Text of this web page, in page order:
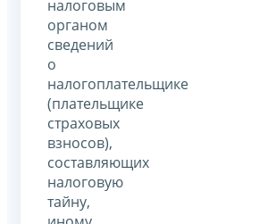
налоговым
органом
сведений
о
налогоплательщике
(плательщике
страховых
взносов),
составляющих
налоговую
тайну,